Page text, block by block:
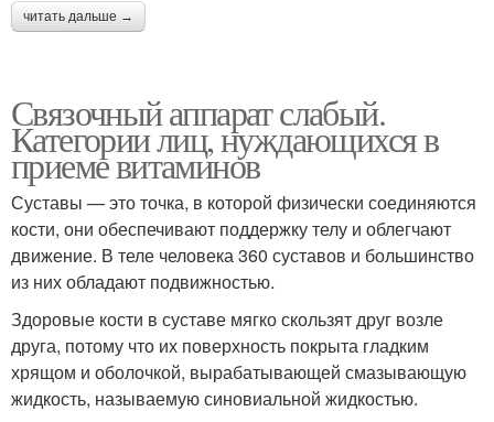
читать дальше →
Связочный аппарат слабый.
Категории лиц, нуждающихся в
приеме витаминов
Суставы — это точка, в которой физически соединяются
кости, они обеспечивают поддержку телу и облегчают
движение. В теле человека 360 суставов и большинство
из них обладают подвижностью.
Здоровые кости в суставе мягко скользят друг возле
друга, потому что их поверхность покрыта гладким
хрящом и оболочкой, вырабатывающей смазывающую
жидкость, называемую синовиальной жидкостью.